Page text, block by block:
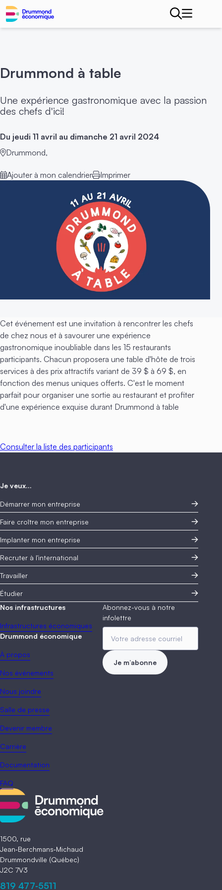
Drummond à table
Une expérience gastronomique avec la passion
des chefs d'ici!
Du jeudi 11 avril au dimanche 21 avril 2024
Drummond,
Ajouter à mon calendrier Imprimer
Cet événement est une invitation à rencontrer les chefs
de chez nous et à savourer une expérience
gastronomique inoubliable dans les 15 restaurants
participants. Chacun proposera une table d'hôte de trois
services à des prix attractifs variant de 39 $ à 69 $, en
fonction des menus uniques offerts. C'est le moment
parfait pour organiser une sortie au restaurant et profiter
d'une expérience exquise durant Drummond à table
Consulter la liste des participants
1500, rue
Jean‑Berchmans‑Michaud
Drummondville (Québec)
J2C 7V3
819 477‑5511
Je veux...
Démarrer mon entreprise
Faire croître mon entreprise
Implanter mon entreprise
Recruter à l'international
Travailler
Étudier
Nos infrastructures
Infrastructures économiques
Drummond économique
À propos
Nos événements
Nous joindre
Salle de presse
Devenir membre
Carrière
Documentation
FAQ
Abonnez-vous à notre
infolettre
Je m’abonne